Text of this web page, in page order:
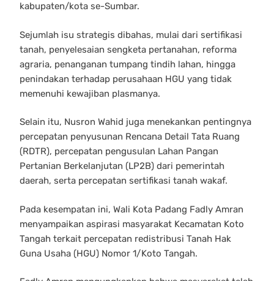
kabupaten/kota se-Sumbar.
Sejumlah isu strategis dibahas, mulai dari sertifikasi
tanah, penyelesaian sengketa pertanahan, reforma
agraria, penanganan tumpang tindih lahan, hingga
penindakan terhadap perusahaan HGU yang tidak
memenuhi kewajiban plasmanya.
Selain itu, Nusron Wahid juga menekankan pentingnya
percepatan penyusunan Rencana Detail Tata Ruang
(RDTR), percepatan pengusulan Lahan Pangan
Pertanian Berkelanjutan (LP2B) dari pemerintah
daerah, serta percepatan sertifikasi tanah wakaf.
Pada kesempatan ini, Wali Kota Padang Fadly Amran
menyampaikan aspirasi masyarakat Kecamatan Koto
Tangah terkait percepatan redistribusi Tanah Hak
Guna Usaha (HGU) Nomor 1/Koto Tangah.